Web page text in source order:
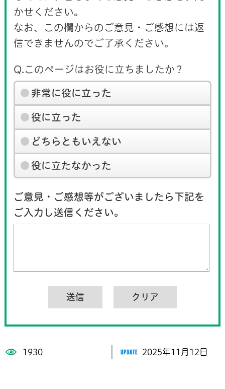
かせください。
なお、この欄からのご意見・ご感想には返
信できませんのでご了承ください。
Q.このページはお役に立ちましたか？
非常に役に立った
役に立った
どちらともいえない
役に立たなかった
ご意見・ご感想等がございましたら下記を
ご入力し送信ください。
1930 2025年11月12日